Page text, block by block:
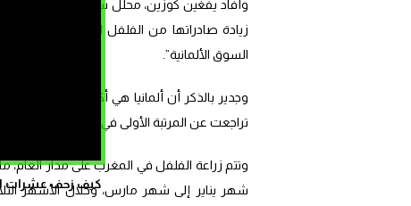
كيف زحف عشرات
وأفاد يفغين كوزين، محلل سوق الفواكه
زيادة صادراتها من الفلفل الحلو إلى
السوق الألمانية”.
تراجعت عن المرتبة الأولى في مقابل تقدم
وتتم زراعة الفلفل في المغرب على مدار